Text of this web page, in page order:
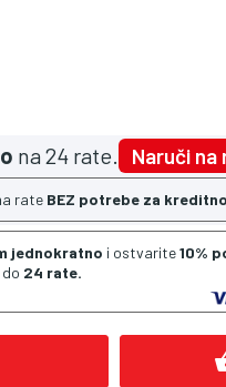
na 24 rate. Naruči na
rate BEZ potrebe za
jednokratno i ostvarite10%
do 24 rate.